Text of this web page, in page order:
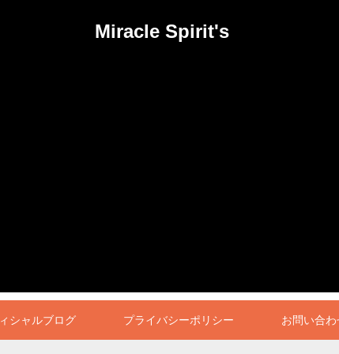
Miracle Spirit's
シャルブログ プライバシーポリシー お問い合わ